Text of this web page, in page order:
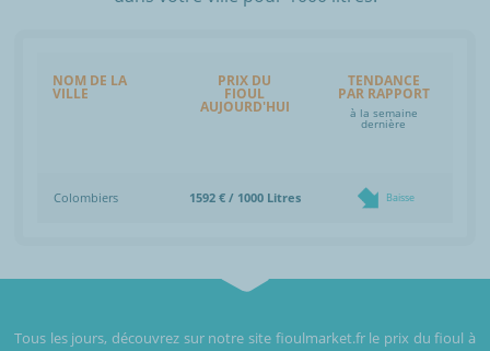
NOM DE LA
VILLE
PRIX DU
FIOUL
AUJOURD'HUI
TENDANCE
PAR RAPPORT
à la semaine
dernière
Colombiers 1592 € / 1000 Litres Baisse
Tous les jours, découvrez sur notre site fioulmarket.fr le prix du fioul à